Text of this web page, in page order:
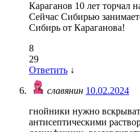
Караганов 10 лет торчал
Сейчас Сибирью
Сибирь от Караганова!
8
29
Ответить ↓
славянин 10.02.2024
гнойники нужно
антисептическими